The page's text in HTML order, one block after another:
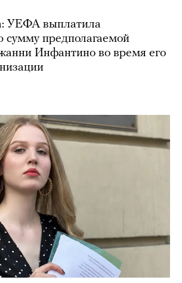
УЕФА выплатила
сумму предполагаемой
Инфантино во время его